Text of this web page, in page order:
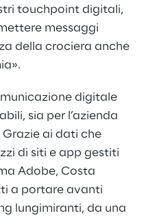
touchpoint digitali,
messaggi
della crociera anche
digitale
sia per l’azienda
Grazie ai dati che
di siti e app gestiti
Adobe, Costa
a portare avanti
lungimiranti, da una